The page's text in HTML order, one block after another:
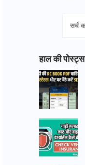
हाल की पोस्ट्स